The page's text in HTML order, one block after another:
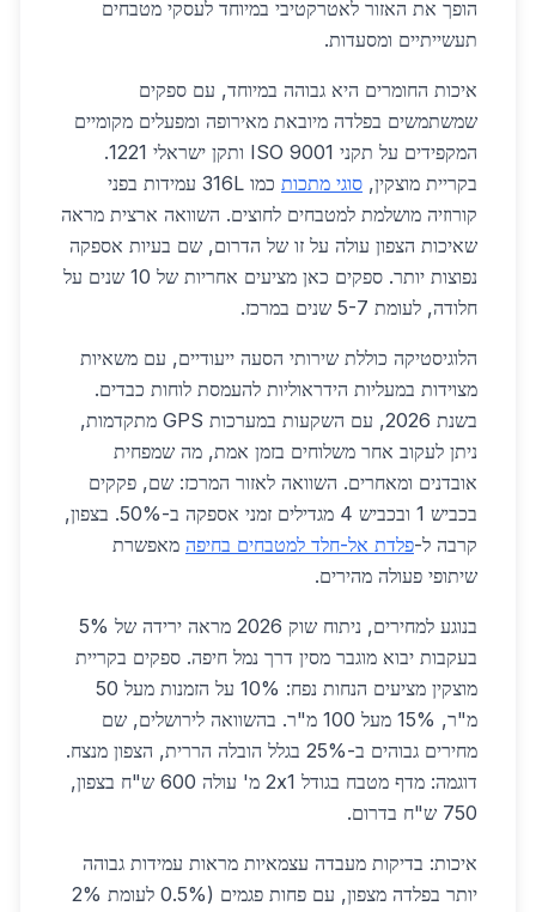
הופך את האזור לאטרקטיבי במיוחד לעסקי מטבחים
תעשייתיים ומסעדות.
איכות החומרים היא גבוהה במיוחד, עם ספקים
שמשתמשים בפלדה מיובאת מאירופה ומפעלים מקומיים
המקפידים על תקני ISO 9001 ותקן ישראלי 1221.
בקריית מוצקין, סוגי מתכות
כמו 316L עמידות בפני
קורוזיה מושלמת למטבחים לחוצים. השוואה ארצית מראה
שאיכות הצפון עולה על זו של הדרום, שם בעיות אספקה
נפוצות יותר. ספקים כאן מציעים אחריות של 10 שנים על
חלודה, לעומת 5-7 שנים במרכז.
הלוגיסטיקה כוללת שירותי הסעה ייעודיים, עם משאיות
מצוידות במעליות הידראוליות להעמסת לוחות כבדים.
בשנת 2026, עם השקעות במערכות GPS מתקדמות,
ניתן לעקוב אחר משלוחים בזמן אמת, מה שמפחית
אובדנים ומאחרים. השוואה לאזור המרכז: שם, פקקים
בכביש 1 ובכביש 4 מגדילים זמני אספקה ב-50%. בצפון,
קרבה ל-פלדת אל-חלד למטבחים בחיפה מאפשרת
שיתופי פעולה מהירים.
בנוגע למחירים, ניתוח שוק 2026 מראה ירידה של 5%
בעקבות יבוא מוגבר מסין דרך נמל חיפה. ספקים בקריית
מוצקין מציעים הנחות נפח: 10% על הזמנות מעל 50
מ"ר, 15% מעל 100 מ"ר. בהשוואה לירושלים, שם
מחירים גבוהים ב-25% בגלל הובלה הררית, הצפון מנצח.
דוגמה: מדף מטבח בגודל 2x1 מ' עולה 600 ש"ח בצפון,
750 ש"ח בדרום.
איכות: בדיקות מעבדה עצמאיות מראות עמידות גבוהה
יותר בפלדה מצפון, עם פחות פגמים (0.5% לעומת 2%